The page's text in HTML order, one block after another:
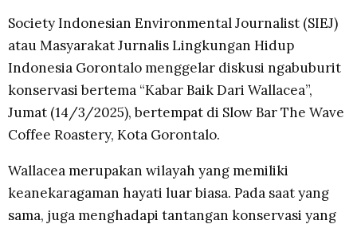
Society Indonesian Environmental Journalist (SIEJ)
atau Masyarakat Jurnalis Lingkungan Hidup
Indonesia Gorontalo menggelar diskusi ngabuburit
konservasi bertema “Kabar Baik Dari Wallacea”,
Jumat (14/3/2025), bertempat di Slow Bar The Wave
Coffee Roastery, Kota Gorontalo.
Wallacea merupakan wilayah yang memiliki
keanekaragaman hayati luar biasa. Pada saat yang
sama, juga menghadapi tantangan konservasi yang